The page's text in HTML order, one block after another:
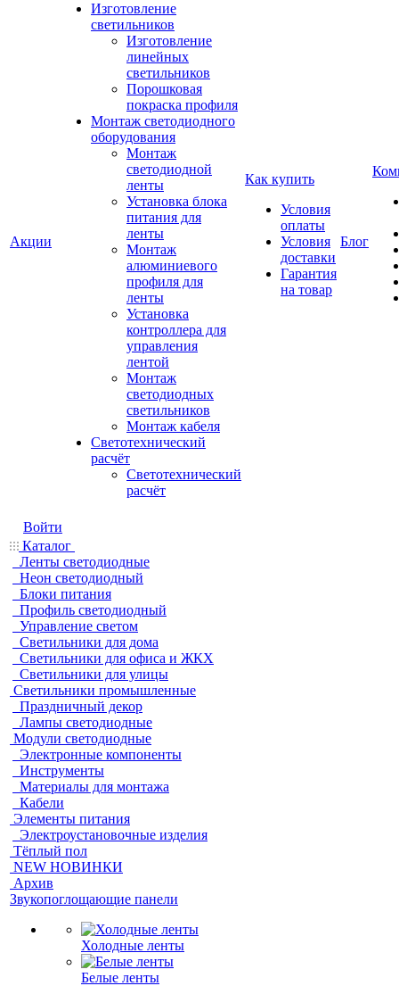
Акции
Изготовление
светильников
Изготовление
линейных
светильников
Порошковая
покраска профиля
Монтаж светодиодного
оборудования
Монтаж
светодиодной
ленты
Установка блока
питания для
ленты
Монтаж
алюминиевого
профиля для
ленты
Установка
контроллера для
управления
лентой
Монтаж
светодиодных
светильников
Монтаж кабеля
Светотехнический
расчёт
Светотехнический
расчёт
Как купить
Условия
оплаты
Условия
доставки
Гарантия
на товар
Блог
Войти
Каталог
Ленты светодиодные
Неон светодиодный
Блоки питания
Профиль светодиодный
Управление светом
Светильники для дома
Светильники для офиса и ЖКХ
Светильники для улицы
Светильники промышленные
Праздничный декор
Лампы светодиодные
Модули светодиодные
Электронные компоненты
Инструменты
Материалы для монтажа
Кабели
Элементы питания
Электроустановочные изделия
Тёплый пол
NEW НОВИНКИ
Архив
Звукопоглощающие панели
Холодные ленты
Белые ленты